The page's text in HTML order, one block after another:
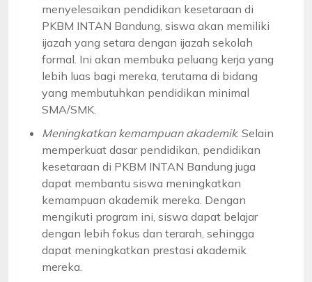
menyelesaikan pendidikan kesetaraan di
PKBM INTAN Bandung, siswa akan memiliki
ijazah yang setara dengan ijazah sekolah
formal. Ini akan membuka peluang kerja yang
lebih luas bagi mereka, terutama di bidang
yang membutuhkan pendidikan minimal
SMA/SMK.
Meningkatkan kemampuan akademik: Selain
memperkuat dasar pendidikan, pendidikan
kesetaraan di PKBM INTAN Bandung juga
dapat membantu siswa meningkatkan
kemampuan akademik mereka. Dengan
mengikuti program ini, siswa dapat belajar
dengan lebih fokus dan terarah, sehingga
dapat meningkatkan prestasi akademik
mereka.